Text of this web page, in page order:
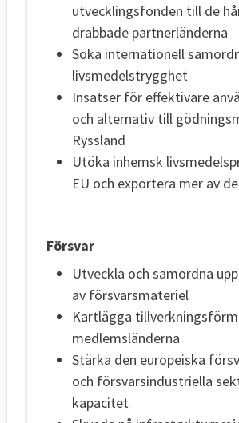
utvecklingsfonden till de
drabbade partnerländerna
Söka internationell
livsmedelstrygghet
Insatser för effektivare
och alternativ till
Ryssland
Utöka inhemsk
EU och exportera mer av
Försvar
Utveckla och samordna
av försvarsmateriel
Kartlägga
medlemsländerna
Stärka den europeiska
och försvarsindustriella
kapacitet